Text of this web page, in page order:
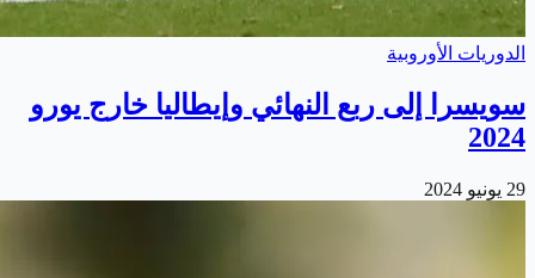
الدوريات الأوروبية
سويسرا إلى ربع النهائي وإيطاليا خارج يورو
2024
29 يونيو 2024